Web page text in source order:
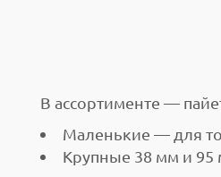
В ассортименте —
Маленькие — для
Крупные 38 мм и 95